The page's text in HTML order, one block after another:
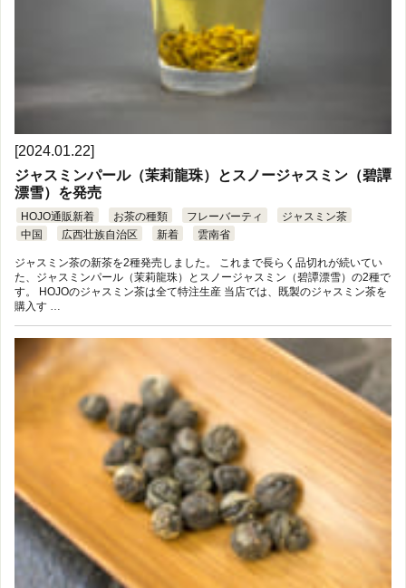
[2024.01.22]
ジャスミンパール（茉莉龍珠）とスノージャスミン（碧譚
漂雪）を発売
HOJO通販新着 お茶の種類 フレーバーティ
ジャスミン茶
中国
広西壮族自治区 新着 雲南省
ジャスミン茶の新茶を2種発売しました。 これまで長らく品切れが続いてい
た、ジャスミンパール（茉莉龍珠）とスノージャスミン（碧譚漂雪）の2種で
す。 HOJOのジャスミン茶は全て特注生産 当店では、既製のジャスミン茶を
購入す …